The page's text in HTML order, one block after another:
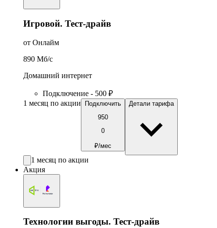
Игровой. Тест-драйв
от Онлайм
890 Мб/c
Домашний интернет
Подключение - 500 ₽
1 месяц по акции
Подключить
950
0
₽/мес
Детали тарифа
1 месяц по акции
Акция
Технологии выгоды. Тест-драйв